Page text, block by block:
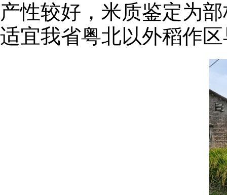
产性较好，米质鉴定为
适宜我省粤北以外稻作